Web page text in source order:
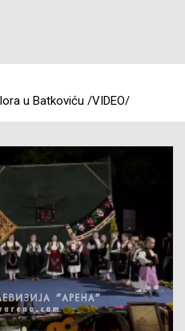
u Batkoviću /VIDEO/